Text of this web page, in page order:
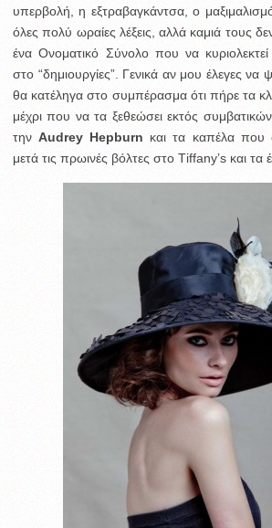
υπερβολή, η εξτραβαγκάντσα, ο
όλες πολύ ωραίες λέξεις, αλλά καμιά τους δεν
ένα Ονοματικό Σύνολο που να
στο “δημιουργίες”. Γενικά αν μου έλεγες
θα κατέληγα στο συμπέρασμα ότι πήρε τα
μέχρι που να τα ξεθεώσει εκτός
τηνAudrey Hepburn και τα καπέλα που
μετά τις πρωινές βόλτες στο Τiffany’s και τα